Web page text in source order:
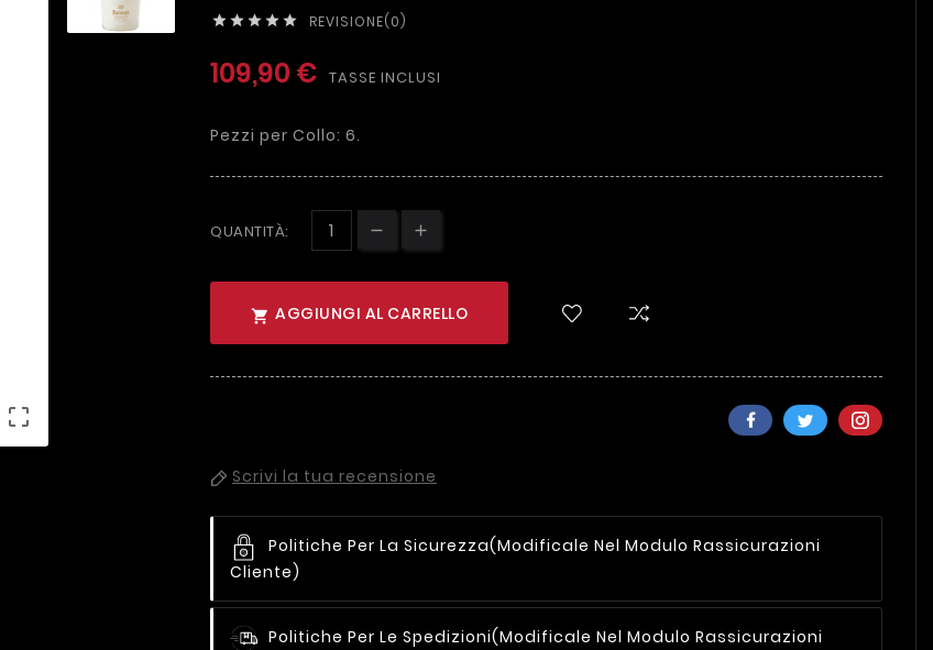

     REVISIONE(0)
109,90 € TASSE INCLUSI
Pezzi per Collo: 6.
QUANTITÀ:
 AGGIUNGI AL CARRELLO
Scrivi la tua recensione
Politiche Per La Sicurezza(modificale Nel Modulo Rassicurazioni
Cliente)
Politiche Per Le Spedizioni(modificale Nel Modulo Rassicurazioni